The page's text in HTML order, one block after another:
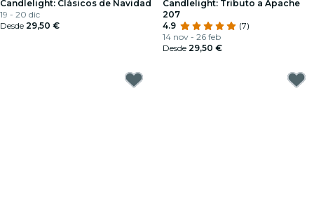
Candlelight: Clásicos de Navidad
19 - 20 dic
Desde 29,50 €
Candlelight: Tributo a Apache
207
4.9
(7)
14 nov - 26 feb
Desde 29,50 €